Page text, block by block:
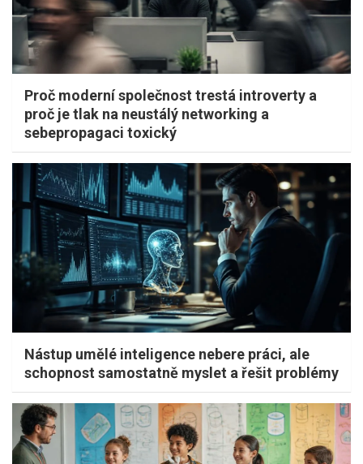
Proč moderní společnost trestá introverty a
proč je tlak na neustálý networking a
sebepropagaci toxický
Nástup umělé inteligence nebere práci, ale
schopnost samostatně myslet a řešit problémy